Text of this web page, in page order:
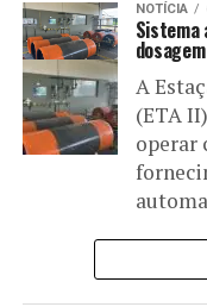
EDUCAÇÃO
NOTÍCIA
Sistema
A
(ETA
operar